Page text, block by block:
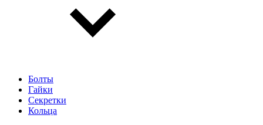
Болты
Гайки
Секретки
Кольца